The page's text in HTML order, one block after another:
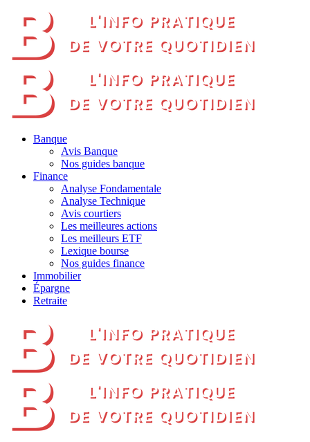
Banque
Avis Banque
Nos guides banque
Finance
Analyse Fondamentale
Analyse Technique
Avis courtiers
Les meilleures actions
Les meilleurs ETF
Lexique bourse
Nos guides finance
Immobilier
Épargne
Retraite